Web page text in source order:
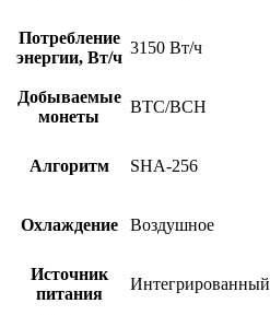
Потребление
энергии, Вт/ч
3150 Вт/ч
Добываемые
монеты
BTC/BCH
Алгоритм SHA-256
Охлаждение Воздушное
Источник
питания
Интегрированный